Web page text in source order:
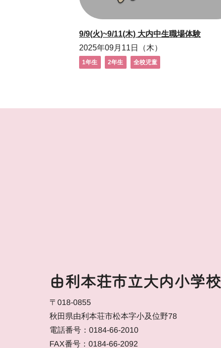
9/9(火)~9/11(木) 大内中生職場体験
2025年09月11日（木）
1年生 2年生 全校児童
由利本荘市立大内小学校
〒018-0855
秋田県由利本荘市松本字小及位野78
電話番号：0184-66-2010
FAX番号：0184-66-2092